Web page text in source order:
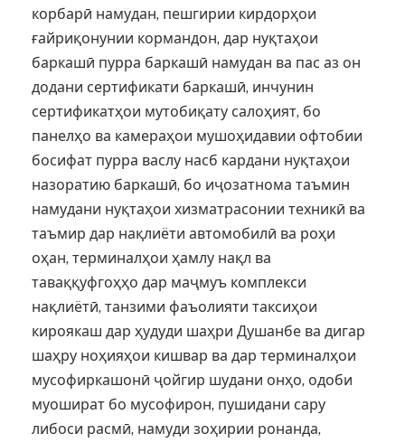
корбарӣ намудан, пешгирии кирдорҳои
ғайриқонунии кормандон, дар нуқтаҳои
баркашӣ пурра баркашӣ намудан ва пас аз он
додани сертификати баркашӣ, инчунин
сертификатҳои мутобиқату салоҳият, бо
панелҳо ва камераҳои мушоҳидавии офтобии
босифат пурра васлу насб кардани нуқтаҳои
назоратию баркашӣ, бо иҷозатнома таъмин
намудани нуқтаҳои хизматрасонии техникӣ ва
таъмир дар нақлиёти автомобилӣ ва роҳи
оҳан, терминалҳои ҳамлу нақл ва
таваққуфгоҳҳо дар маҷмуъ комплекси
нақлиётӣ, танзими фаъолияти таксиҳои
кироякаш дар ҳудуди шаҳри Душанбе ва дигар
шаҳру ноҳияҳои кишвар ва дар терминалҳои
мусофиркашонӣ ҷойгир шудани онҳо, одоби
муошират бо мусофирон, пушидани сару
либоси расмӣ, намуди зоҳирии ронанда,